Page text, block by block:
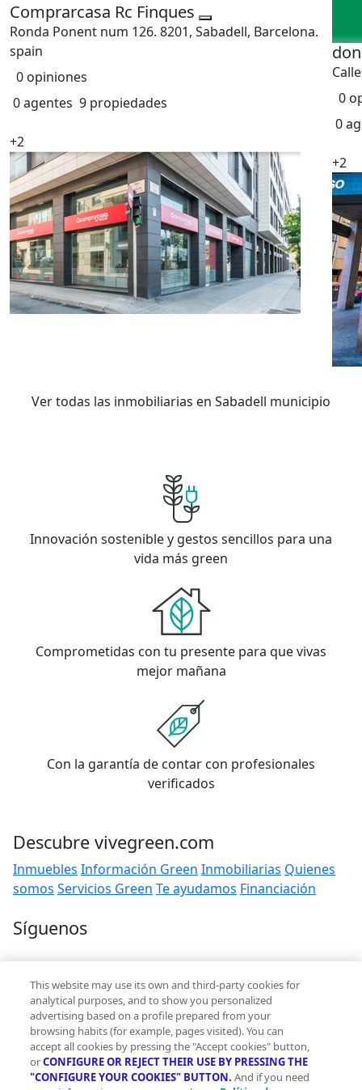
Comprarcasa Rc Finques
Ronda Ponent num 126. 8201, Sabadell, Barcelona.
spain
0 opiniones
0 agentes 9 propiedades
+2
0
0
+2
Ver todas las inmobiliarias en Sabadell municipio
Innovación sostenible y gestos sencillos para una
vida más green
Comprometidas con tu presente para que vivas
mejor mañana
Con la garantía de contar con profesionales
verificados
Descubre vivegreen.com
Inmuebles Información Green Inmobiliarias Quienes
somos Servicios Green Te ayudamos Financiación
Síguenos
Contacto
hola@vivegreen.com
This website may use its own and third-party cookies for
analytical purposes, and to show you personalized
advertising based on a profile prepared from your
browsing habits (for example, pages visited). You can
accept all cookies by pressing the "Accept cookies" button,
orCONFIGURE OR REJECT THEIR USE BY PRESSING THE
"CONFIGURE YOUR COOKIES" BUTTON. And if you need